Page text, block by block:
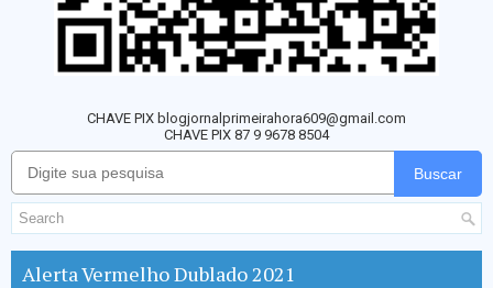
CHAVE PIX blogjornalprimeirahora609@gmail.com
CHAVE PIX 87 9 9678 8504
Buscar
Alerta Vermelho Dublado 2021